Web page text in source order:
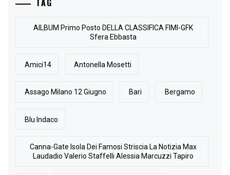
TAG
AlLBUM Primo Posto DELLA CLASSIFICA FIMI-GFK
Sfera Ebbasta
Amici14 Antonella Mosetti
Assago Milano 12 Giugno Bari Bergamo
Blu Indaco
Canna-Gate Isola Dei Famosi Striscia La Notizia Max
Laudadio Valerio Staffelli Alessia Marcuzzi Tapiro